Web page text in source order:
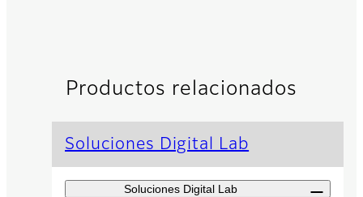
Productos relacionados
Soluciones Digital Lab
Soluciones Digital Lab